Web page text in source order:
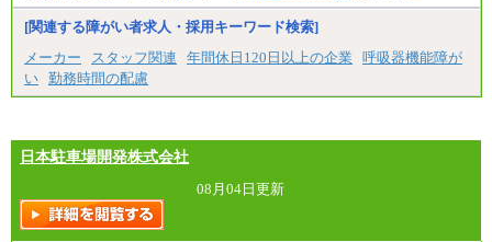
※試用期間中も給与に変更はございません。
中途：
（１）（２）
月給：270,000円～
想定年収：490万円～1,100万円
・1,090万円/38歳・月給59万円 *残業代・家族手当
対象外
（３）
月給：190,000円～
想定年収：340万円～610万円
[関連する障がい者求人・採用キーワード検索]
メーカー
スタッフ関連 年間休日120日以上の企業
呼吸器機能障が
い 勤務時間の配慮
日本駐車場開発株式会社
08月04日更新